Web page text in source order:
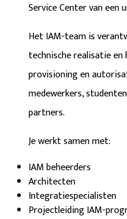
Service Center van een
Het IAM-team is
technische realisatie
provisioning en
medewerkers,
partners.
Je werkt samen met:
IAM beheerders
Architecten
Integratiespecialisten
Projectleiding IAM-